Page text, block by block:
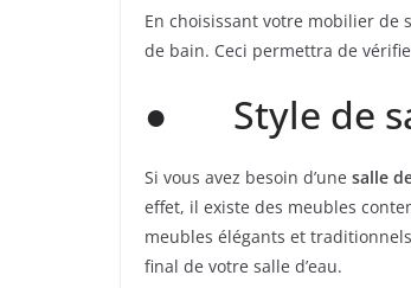
En choisissant votre mobilier de
de bain. Ceci permettra de
● Style de
Si vous avez besoin d’une salle
effet, il existe des meubles
meubles élégants et
final de votre salle d’eau.